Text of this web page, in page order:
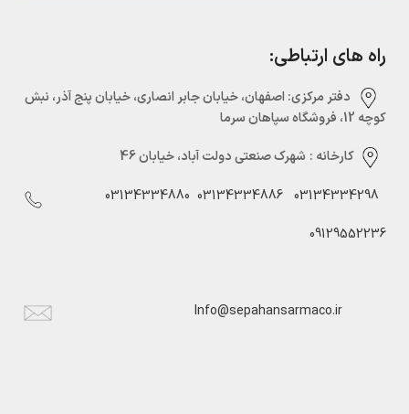
راه های ارتباطی:
دفتر مرکزی:‌ اصفهان، خیابان جابر انصاری، خیابان پنج آذر، نبش
کوچه 12، فروشگاه سپاهان سرما
کارخانه : شهرک صنعتی دولت آباد، خیابان 46
03134334298
03134334886
03134334880
09129552236
Info@sepahansarmaco.ir